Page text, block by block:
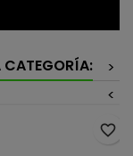
CATEGORÍA:
>
<
favorite_border